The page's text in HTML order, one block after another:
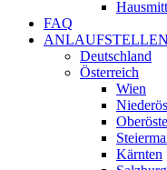
FAQ
ANLAUFSTELLEN
Deutschland
Österreich
Wien
Kärnten